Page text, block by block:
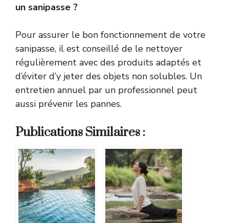
un sanipasse ?
Pour assurer le bon fonctionnement de votre
sanipasse, il est conseillé de le nettoyer
régulièrement avec des produits adaptés et
d’éviter d’y jeter des objets non solubles. Un
entretien annuel par un professionnel peut
aussi prévenir les pannes.
Publications Similaires :